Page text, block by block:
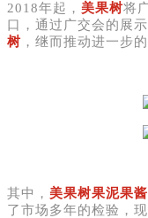
2018年起， 美果树将
口，通过广交会的展
树 ，继而推动进一步
其中， 美果树果泥果酱
了市场多年的检验，现